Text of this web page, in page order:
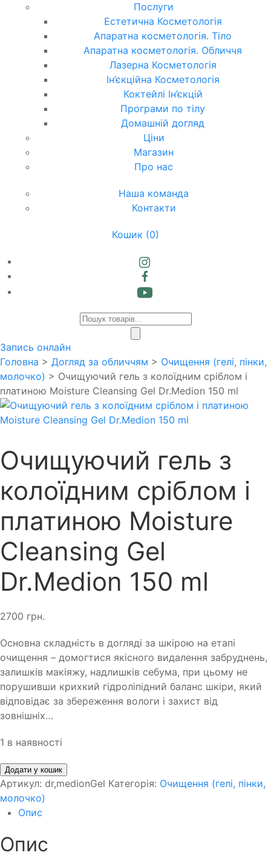
Послуги
Естетична Косметологія
Апаратна косметологія. Тіло
Апаратна косметологія. Обличчя
Лазерна Косметологія
Ін’єкційна Косметологія
Коктейлі Ін’єкцій
Програми по тілу
Домашній догляд
Ціни
Магазин
Про нас
Наша команда
Контакти
Кошик (0)
Products
Запись онлайн
Головна > Догляд за обличчям > Очищення (гелі, пінки,
молочко) > Очищуючий гель з колоїдним сріблом і
платиною Moisture Cleansing Gel Dr.Medion 150 ml
Очищуючий гель з
колоїдним сріблом і
платиною Moisture
Cleansing Gel
Dr.Medion 150 ml
2700 грн.
Основна складність в догляді за шкірою на етапі
очищення – домогтися якісного видалення забруднень,
залишків макіяжу, надлишків себума, при цьому не
порушивши крихкий гідроліпідний баланс шкіри, який
відповідає за збереження вологи і захист від
зовнішніх…
1 в наявності
Додати у кошик
Артикул: dr,medionGel Категорія: Очищення (гелі, пінки,
молочко)
Опис
Опис